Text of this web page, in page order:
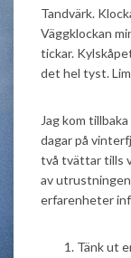
Tandvärk.
Väggklockan
tickar.
det hel tyst.
Jag kom
dagar på
två tvättar tills
av
erfarenheter
Tänk ut